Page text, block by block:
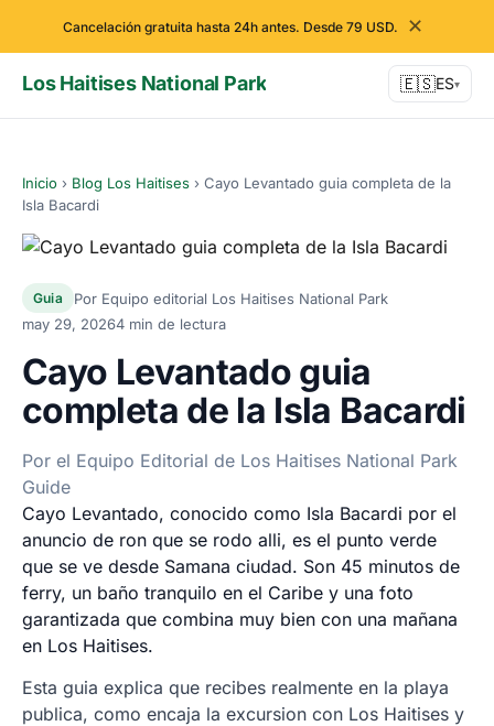
Cancelación gratuita hasta 24h antes. Desde 79 USD. ✕
Los Haitises National Park 🇪🇸ES▾
Inicio › Blog Los Haitises › Cayo Levantado guia completa de la
Isla Bacardi
Guia
Por Equipo editorial Los Haitises National Park
may 29, 20264 min de lectura
Cayo Levantado guia
completa de la Isla Bacardi
Por el Equipo Editorial de Los Haitises National Park
Guide
Cayo Levantado, conocido como Isla Bacardi por el
anuncio de ron que se rodo alli, es el punto verde
que se ve desde Samana ciudad. Son 45 minutos de
ferry, un baño tranquilo en el Caribe y una foto
garantizada que combina muy bien con una mañana
en Los Haitises.
Esta guia explica que recibes realmente en la playa
publica, como encaja la excursion con Los Haitises y